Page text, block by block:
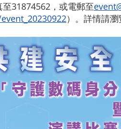
31874562，或電郵至
）。詳情請瀏